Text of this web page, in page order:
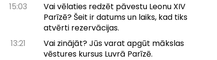
15:03
Vai vēlaties redzēt pāvestu Leonu XIV
Parīzē? Šeit ir datums un laiks, kad tiks
atvērti rezervācijas.
13:21
Vai zinājāt? Jūs varat apgūt mākslas
vēstures kursus Luvrā Parīzē.